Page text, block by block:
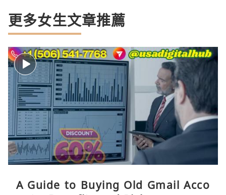
更多女生文章推薦
A Guide to Buying Old Gmail Acco